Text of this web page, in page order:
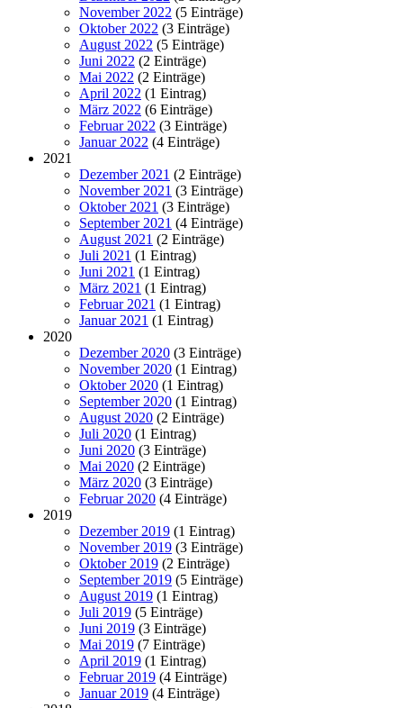
November 2022 (5 Einträge)
Oktober 2022 (3 Einträge)
August 2022 (5 Einträge)
Juni 2022 (2 Einträge)
Mai 2022 (2 Einträge)
April 2022 (1 Eintrag)
März 2022 (6 Einträge)
Februar 2022 (3 Einträge)
Januar 2022 (4 Einträge)
2021
Dezember 2021 (2 Einträge)
November 2021 (3 Einträge)
Oktober 2021 (3 Einträge)
September 2021 (4 Einträge)
August 2021 (2 Einträge)
Juli 2021 (1 Eintrag)
Juni 2021 (1 Eintrag)
März 2021 (1 Eintrag)
Februar 2021 (1 Eintrag)
Januar 2021 (1 Eintrag)
2020
Dezember 2020 (3 Einträge)
November 2020 (1 Eintrag)
Oktober 2020 (1 Eintrag)
September 2020 (1 Eintrag)
August 2020 (2 Einträge)
Juli 2020 (1 Eintrag)
Juni 2020 (3 Einträge)
Mai 2020 (2 Einträge)
März 2020 (3 Einträge)
Februar 2020 (4 Einträge)
2019
Dezember 2019 (1 Eintrag)
November 2019 (3 Einträge)
Oktober 2019 (2 Einträge)
September 2019 (5 Einträge)
August 2019 (1 Eintrag)
Juli 2019 (5 Einträge)
Juni 2019 (3 Einträge)
Mai 2019 (7 Einträge)
April 2019 (1 Eintrag)
Februar 2019 (4 Einträge)
Januar 2019 (4 Einträge)